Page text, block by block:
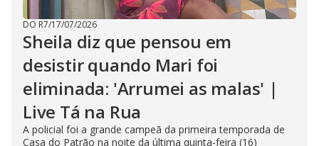
DO R7/17/07/2026
Sheila diz que pensou em
desistir quando Mari foi
eliminada: 'Arrumei as malas' |
Live Tá na Rua
A policial foi a grande campeã da primeira temporada de
Casa do Patrão na noite da última quinta-feira (16)